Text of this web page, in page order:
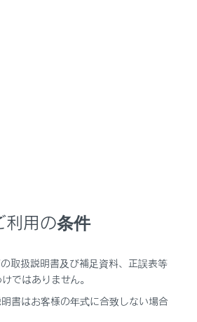
インメントシステムでApple
インメントシステムでAndroid
利用の条件
取扱説明書及び補足資料、正誤表等
ではありません。
書はお客様の年式に合致しない場合